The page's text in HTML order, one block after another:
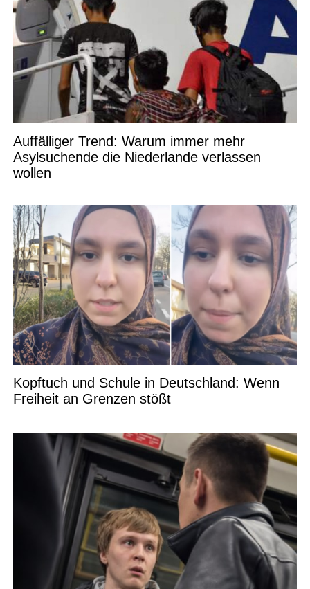
Auffälliger Trend: Warum immer mehr
Asylsuchende die Niederlande verlassen
wollen
Kopftuch und Schule in Deutschland: Wenn
Freiheit an Grenzen stößt